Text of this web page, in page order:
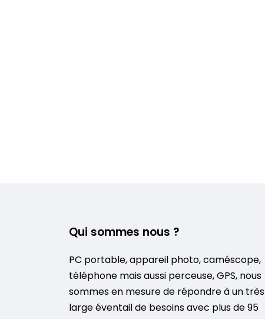
Qui sommes nous ?
PC portable, appareil photo, caméscope,
téléphone mais aussi perceuse, GPS, nous
sommes en mesure de répondre à un très
large éventail de besoins avec plus de 95